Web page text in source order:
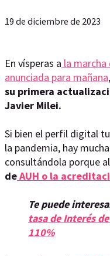
19 de diciembre de 2023
En vísperas a la
anunciada para mañana
su primera
Javier Milei.
Si bien el perfil digital
la pandemia, hay
consultándola porque
deAUH o la
Te puede
tasa de Interés
110%